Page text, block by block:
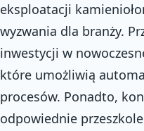
eksploatacji
wyzwania dla branży.
inwestycji w
które umożliwią
procesów. Ponadto,
odpowiednie